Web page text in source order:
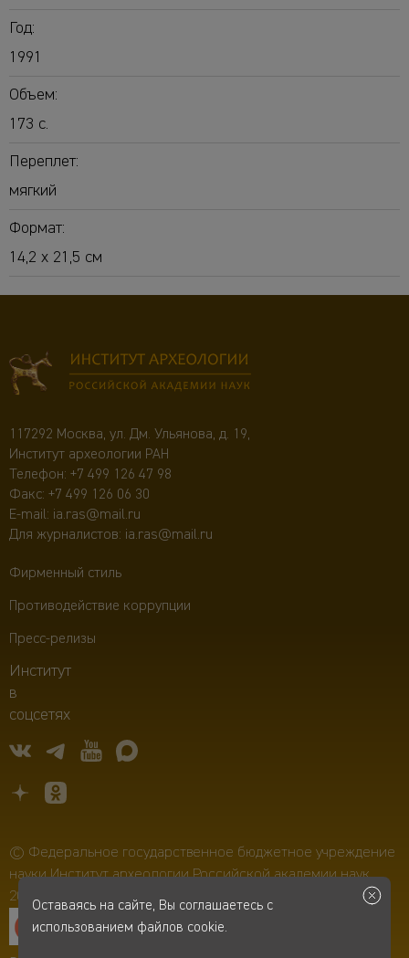
Год:
1991
Объем:
173 с.
Переплет:
мягкий
Формат:
14,2 х 21,5 см
117292 Москва, ул. Дм. Ульянова, д. 19,
Институт археологии РАН
Телефон: +7 499 126 47 98
Факс: +7 499 126 06 30
E-mail: ia.ras@mail.ru
Для журналистов: ia.ras@mail.ru
Фирменный стиль
Противодействие коррупции
Пресс-релизы
Институт
в
соцсетях
© Федеральное государственное бюджетное учреждение
науки Институт археологии Российской академии наук,
2006–2026
Оставаясь на сайте, Вы соглашаетесь с
использованием файлов cookie.